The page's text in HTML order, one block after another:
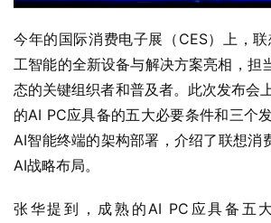
今年的国际消费电子展（CES）上，
工智能的全新设备与解决方案亮相，担
态的关键组织者和普及者。此次发布会
的AI PC应具备的五大必要条件和三个
AI智能终端的架构部署，介绍了联想消
AI战略布局。
张华提到，成熟的AI PC应具备五